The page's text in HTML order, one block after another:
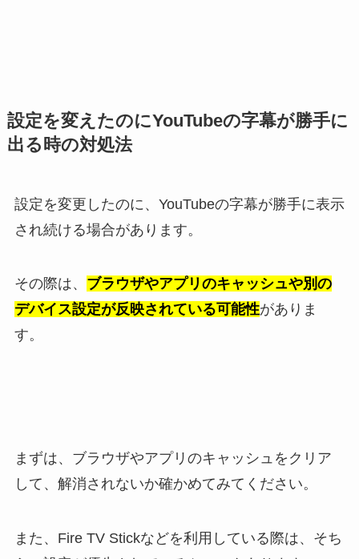
設定を変えたのにYouTubeの字幕が勝手に
出る時の対処法
設定を変更したのに、YouTubeの字幕が勝手に表示
され続ける場合があります。
その際は、 ブラウザやアプリのキャッシュや別の
デバイス設定が反映されている可能性がありま
す。
まずは、ブラウザやアプリのキャッシュをクリア
して、解消されないか確かめてみてください。
また、Fire TV Stickなどを利用している際は、そち